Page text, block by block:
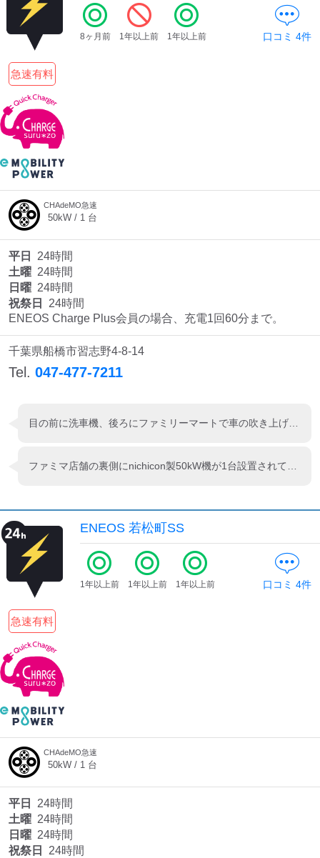
急速有料
8ヶ月前 1年以上前 1年以上前 口コミ 4件
CHAdeMO急速
50kW / 1 台
平日
24時間
土曜 24時間
日曜 24時間
祝祭日
24時間
ENEOS Charge Plus会員の場合、充電1回60分まで。
千葉県船橋市習志野4-8-14
Tel. 047-477-7211
ENEOS 若松町SS
急速有料
1年以上前 1年以上前 1年以上前 口コミ 4件
CHAdeMO急速
50kW / 1 台
平日
24時間
土曜 24時間
日曜 24時間
祝祭日
24時間